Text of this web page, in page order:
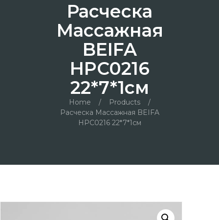
Расческа
Массажная
BEIFA
HPC0216
22*7*1см
Home / Products
/
Расческа Массажная BEIFA
HPC0216 22*7*1см